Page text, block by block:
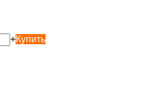
+Купить